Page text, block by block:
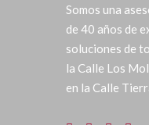
Somos una
de 40 años de
soluciones de
la Calle Los
en la Calle